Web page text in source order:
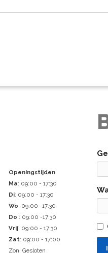
Openingstijden
Ma: 09:00 - 17:30
Di: 09:00 - 17:30
Wo: 09:00 -17:30
Do : 09:00 -17:30
Vrij: 09:00 - 17:30
Zat: 09:00 - 17:00
Zon: Gesloten